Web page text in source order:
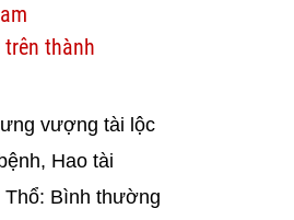
thành
vượng tài lộc
Hao tài
Thổ: Bình thường